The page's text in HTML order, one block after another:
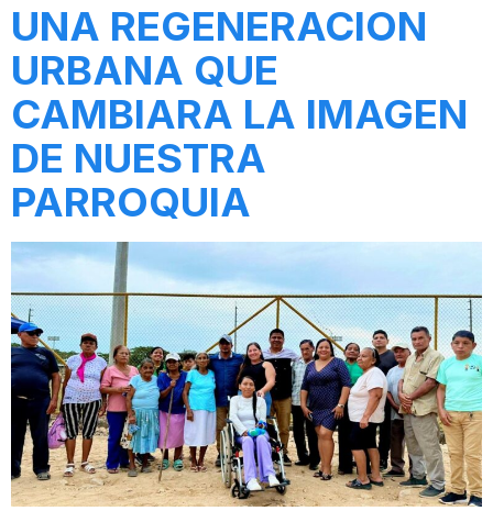
UNA REGENERACION
URBANA QUE
CAMBIARA LA IMAGEN
DE NUESTRA
PARROQUIA